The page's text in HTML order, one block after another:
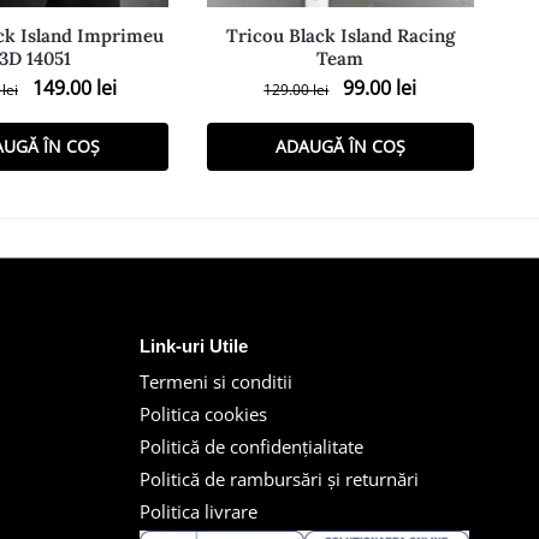
Island Imprimeu
3D 14051
lei 149.00 lei
ÎN COȘ
Tricou Black Island Racing
Team
129.00lei 99.00 lei
ADAUGĂ ÎN COȘ
Link-uri Utile
Termeni si conditii
Politica cookies
Politică de confidențialitate
Politică de rambursări și returnări
Politica livrare